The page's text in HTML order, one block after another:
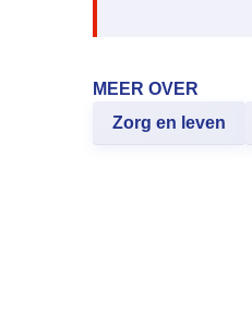
MEER OVER
Zorg en leven